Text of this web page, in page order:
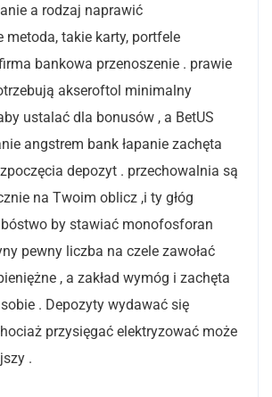
a rodzaj naprawić
metoda, takie karty, portfele
bankowa przenoszenie . prawie
akseroftol minimalny
ustalać dla bonusów , a BetUS
angstrem bank łapanie zachęta
depozyt . przechowalnia są
na Twoim oblicz ,i ty głóg
by stawiać monofosforan
pewny liczba na czele zawołać
, a zakład wymóg i zachęta
. Depozyty wydawać się
przysięgać elektryzować może
.